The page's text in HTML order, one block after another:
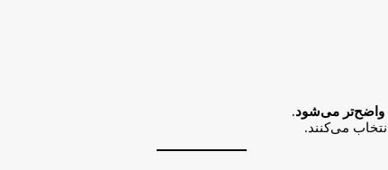
واضح‌تر می‌شود.
می‌کنند.